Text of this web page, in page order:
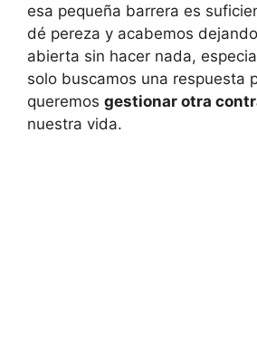
esa pequeña barrera es
dé pereza y acabemos
abierta sin hacer nada,
solo buscamos una respuesta
queremos gestionar otra
nuestra vida.